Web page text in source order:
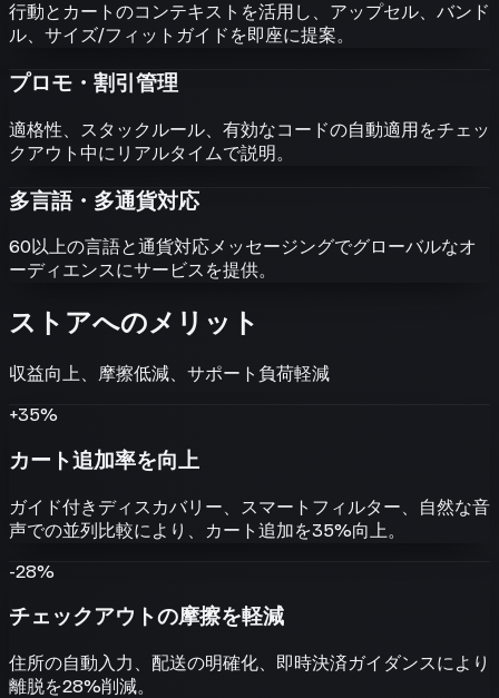
行動とカートのコンテキストを活用し、アップセル、バンド
ル、サイズ/フィットガイドを即座に提案。
プロモ・割引管理
適格性、スタックルール、有効なコードの自動適用をチェッ
クアウト中にリアルタイムで説明。
多言語・多通貨対応
60以上の言語と通貨対応メッセージングでグローバルなオ
ーディエンスにサービスを提供。
ストアへのメリット
収益向上、摩擦低減、サポート負荷軽減
+35%
カート追加率を向上
ガイド付きディスカバリー、スマートフィルター、自然な音
声での並列比較により、カート追加を35%向上。
-28%
チェックアウトの摩擦を軽減
住所の自動入力、配送の明確化、即時決済ガイダンスにより
離脱を28%削減。